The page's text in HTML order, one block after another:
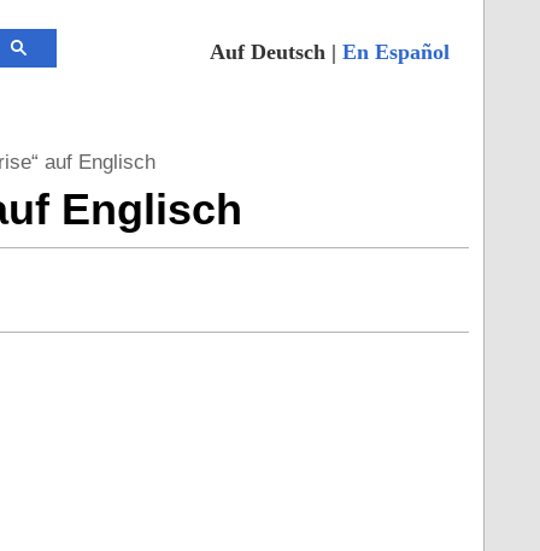
Auf Deutsch | En Español
auf Englisch
Englisch